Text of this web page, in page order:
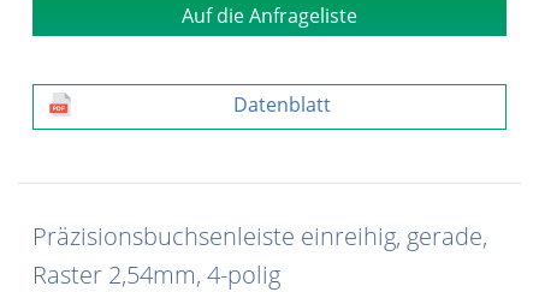
Auf die Anfrageliste
Datenblatt
Präzisionsbuchsenleiste einreihig, gerade,
Raster 2,54mm, 4-polig